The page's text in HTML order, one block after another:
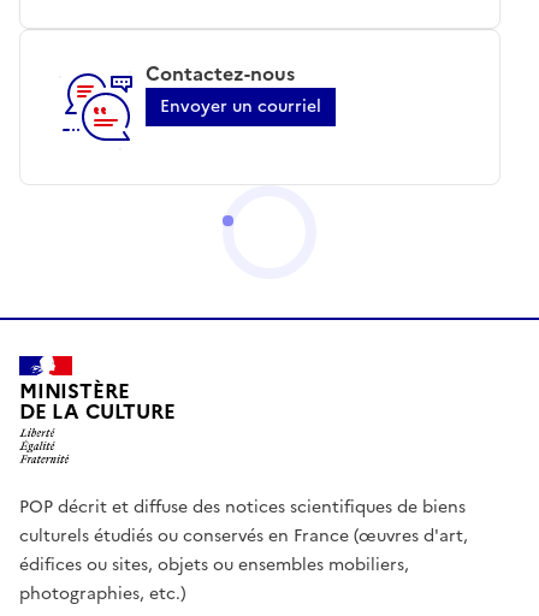
Contactez-nous
Envoyer un courriel
MINISTÈRE
DE LA CULTURE
POP décrit et diffuse des notices scientifiques de biens
culturels étudiés ou conservés en France (œuvres d'art,
édifices ou sites, objets ou ensembles mobiliers,
photographies, etc.)